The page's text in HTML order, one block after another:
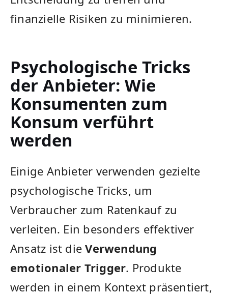
finanzielle Risiken zu minimieren.
Psychologische Tricks
der Anbieter: Wie
Konsumenten zum
Konsum verführt
werden
Einige Anbieter verwenden gezielte
psychologische Tricks, um
Verbraucher zum Ratenkauf zu
verleiten. Ein besonders effektiver
Ansatz ist dieVerwendung
emotionaler Trigger. Produkte
werden in einem Kontext präsentiert,